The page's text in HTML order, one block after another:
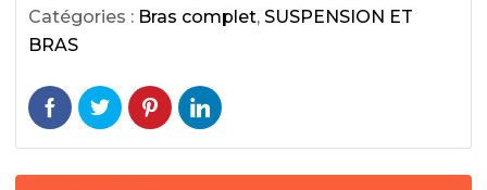
Catégories : Bras complet, SUSPENSION ET
BRAS